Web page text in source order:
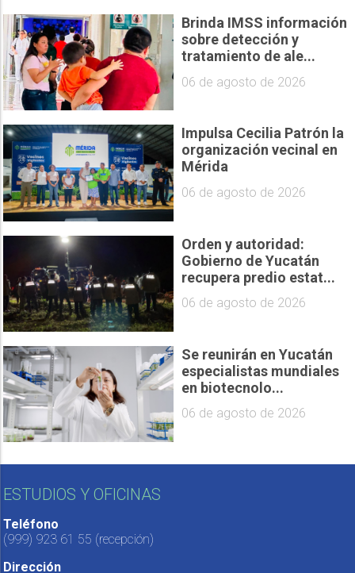
Brinda IMSS información
sobre detección y
tratamiento de ale...
06 de agosto de 2026
Impulsa Cecilia Patrón la
organización vecinal en
Mérida
06 de agosto de 2026
Orden y autoridad:
Gobierno de Yucatán
recupera predio estat...
06 de agosto de 2026
Se reunirán en Yucatán
especialistas mundiales
en biotecnolo...
06 de agosto de 2026
ESTUDIOS Y OFICINAS
Teléfono
(999) 923 61 55 (recepción)
Dirección